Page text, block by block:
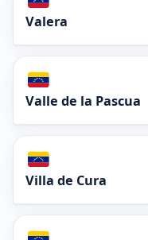
Valera
Valle de la Pascua
Villa de Cura